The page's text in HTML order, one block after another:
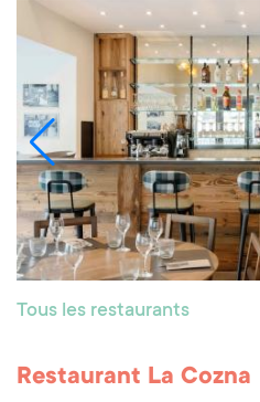
Tous les restaurants
Restaurant La Cozna